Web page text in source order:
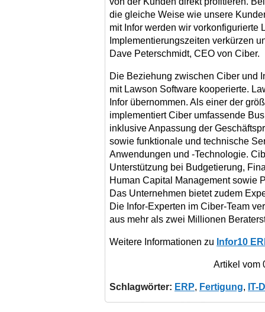
die gleiche Weise wie unsere
mit Infor werden wir vorkonfigurierte
Implementierungszeiten verkürzen
Dave Peterschmidt, CEO von Ciber.
Die Beziehung zwischen Ciber und
mit Lawson Software kooperierte.
Infor übernommen. Als einer der
implementiert Ciber umfassende
inklusive Anpassung der
sowie funktionale und technische
Anwendungen und -Technologie.
Unterstützung bei Budgetierung,
Human Capital Management sowie
Das Unternehmen bietet zudem
Die Infor-Experten im Ciber-Team
aus mehr als zwei Millionen
Weitere Informationen zu Infor10
Artikel vom
Schlagwörter: ERP, Fertigung, IT-